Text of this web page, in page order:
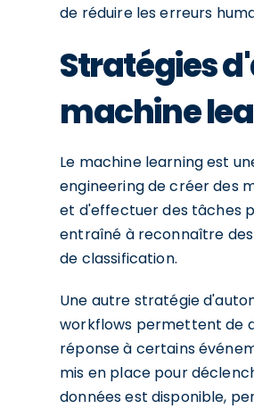
de réduire les erreurs
Stratégies
machine
Le machine learning est
engineering de créer des
et d'effectuer des tâches
entraîné à reconnaître
de classification.
Une autre stratégie
workflows permettent de
réponse à certains
mis en place pour
données est disponible,